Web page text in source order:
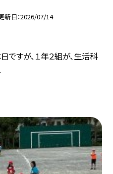
新日 2026/07/14
すが、１年２組が、生活科